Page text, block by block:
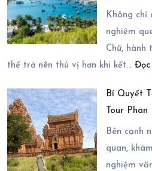
Gói
Củ
Chi
Có
Dịch
Vụ
Nào?
Không chỉ
nghiệm
Chữ, hành
thể trở nên thú vị hơn khi kết… Đọc
Bí Quyết
Tour
Bên cạnh
quan,
nghiệm